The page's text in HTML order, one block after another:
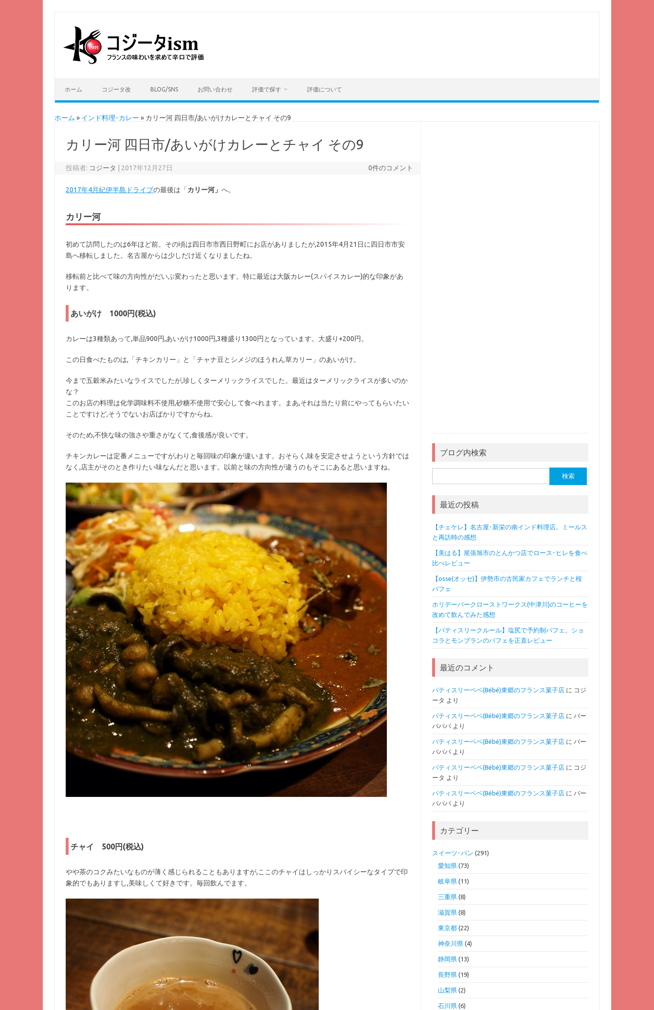
ホーム コジータ改 BLOG/SNS お問い合わせ 評価で探す 評価について
ホーム » インド料理･カレー » カリー河 四日市/あいがけカレーとチャイ その9
カリー河 四日市/あいがけカレーとチャイ その9
投稿者: コジータ 2017年12月27日 0件のコメント
2017年4月紀伊半島ドライブの最後は「カリー河」へ。
カリー河
初めて訪問したのは6年ほど前。その頃は四日市市西日野町にお店がありましたが,2015年4月21日に四日市市安
島へ移転しました。名古屋からは少しだけ近くなりましたね。
移転前と比べて味の方向性がだいぶ変わったと思います。特に最近は大阪カレー(スパイスカレー)的な印象があ
ります。
あいがけ 1000円(税込)
カレーは3種類あって,単品900円,あいがけ1000円,3種盛り1300円となっています。大盛り+200円。
この日食べたものは,「チキンカリー」と「チャナ豆とシメジのほうれん草カリー」のあいがけ。
今まで五穀米みたいなライスでしたが,珍しくターメリックライスでした。最近はターメリックライスが多いのか
な？
このお店の料理は化学調味料不使用,砂糖不使用で安心して食べれます。まあ,それは当たり前にやってもらいたい
ことですけど,そうでないお店ばかりですからね。
そのため,不快な味の強さや重さがなくて,食後感が良いです。
チキンカレーは定番メニューですが,わりと毎回味の印象が違います。おそらく,味を安定させようという方針では
なく,店主がそのとき作りたい味なんだと思います。以前と味の方向性が違うのもそこにあると思いますね。
チャイ 500円(税込)
やや茶のコクみたいなものが薄く感じられることもありますが,ここのチャイはしっかりスパイシーなタイプで印
象的でもありますし,美味しくて好きです。毎回飲んでます。
ブログ内検索
索:
最近の投稿
【チェケレ】名古屋･新栄の南インド料理店。ミールス
と再訪時の感想
【美はる】尾張旭市のとんかつ店でロース･ヒレを食べ
比べレビュー
【osse(オッセ)】伊勢市の古民家カフェでランチと桜
パフェ
ホリデーパークローストワークス(中津川)のコーヒーを
改めて飲んでみた感想
【パティスリークルール】塩尻で予約制パフェ。ショ
コラとモンブランのパフェを正直レビュー
最近のコメント
パティスリーベベ(Bébé)東郷のフランス菓子店に コジ
ータ より
パティスリーベベ(Bébé)東郷のフランス菓子店に バー
バパパより
パティスリーベベ(Bébé)東郷のフランス菓子店に バー
バパパより
パティスリーベベ(Bébé)東郷のフランス菓子店に コジ
ータ より
パティスリーベベ(Bébé)東郷のフランス菓子店に バー
バパパより
カテゴリー
スイーツ･パン (291)
愛知県(73)
岐阜県(11)
三重県(8)
滋賀県(8)
東京都(22)
神奈川県(4)
静岡県(13)
長野県(19)
山梨県(2)
石川県(6)